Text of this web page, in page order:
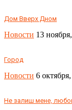
Дом Вверх Дном
Новости 13
Город
Новости 6
Не залиш мене,